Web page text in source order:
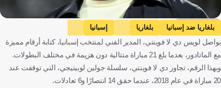
Getty Images
بلغاريا ضد إسبانيا بلغاريا
إسبانيا
التصفيات المؤهلة لكأس العالم - أوروبا
لويس دي لا فوينتي
فيسينتي ديل بوسكي
جولين لوبيتيجي إسبانيا كرة قدم
يواصل لويس دي لا فوينتي، المدير الفني لمنتخب إسبانيا، كتابة أرقام مميزة
مع الماتادور، بعدما بلغ 21 مباراة متتالية دون هزيمة في مختلف البطولات.
وبهذا الرقم، تجاوز دي لا فوينتي، سلسلة جولين لوبيتيجي، التي توقفت عند
20 مباراة في عام 2018، عندما حقق 14 انتصارًا و6 تعادلات.